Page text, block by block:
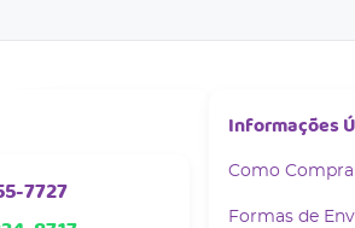
7727
Informações
Como
Formas de